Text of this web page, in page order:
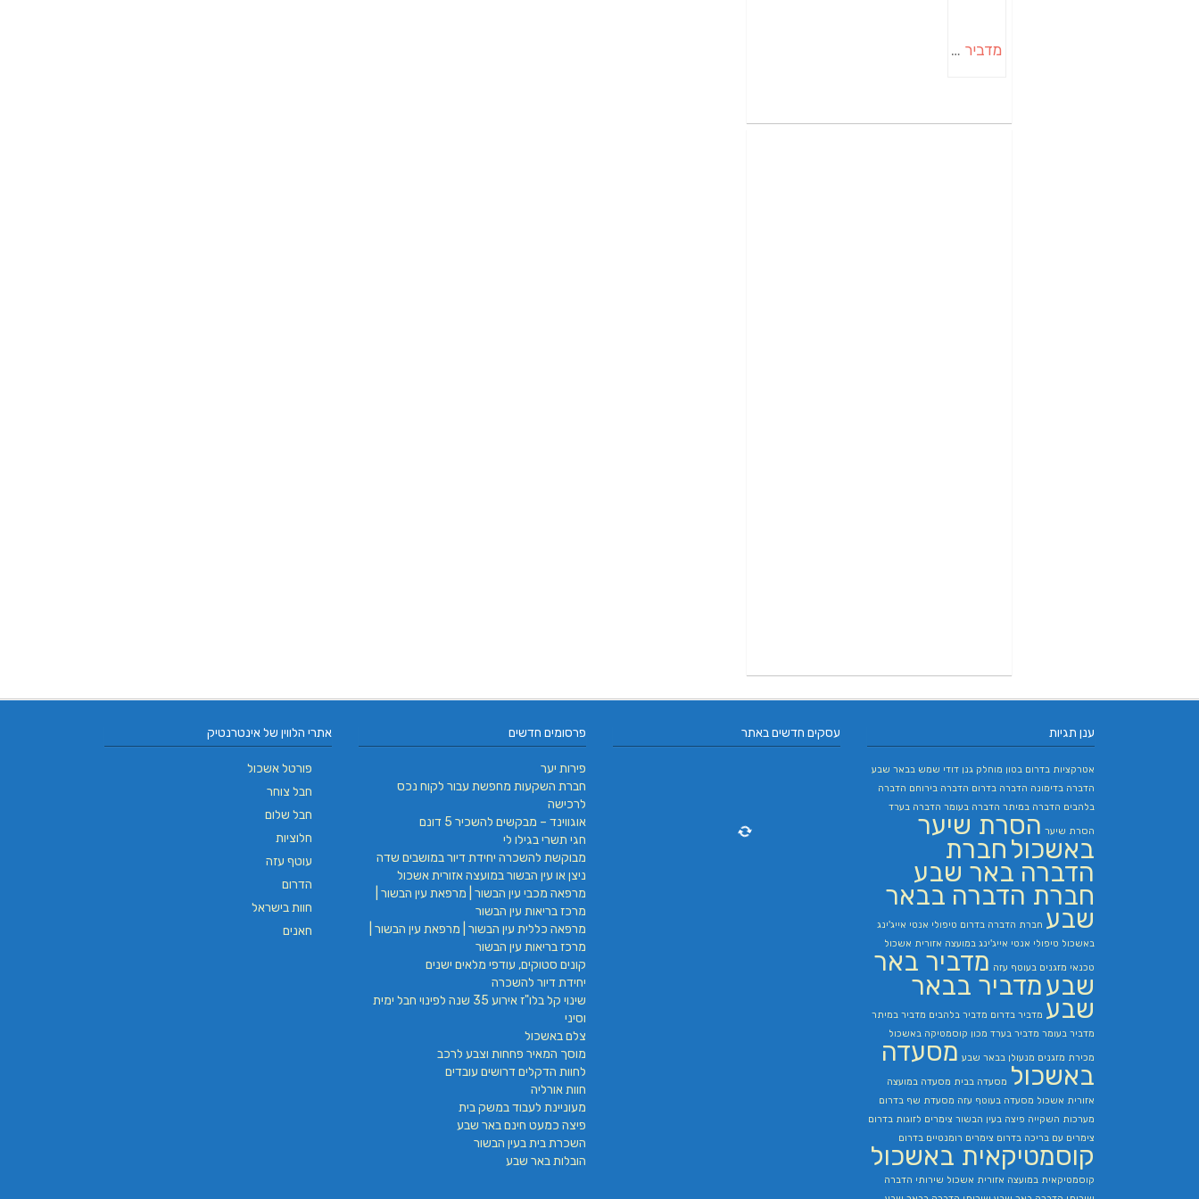
מדביר בבאר שבע | הדברה בבאר שבע | יוגב הדברות
אתרי הלווין של אינטרנטיק
פורטל אשכול
חבל צוחר
חבל שלום
חלוציות
עוטף עזה
הדרום
חוות בישראל
חאנים
פרסומים חדשים
פירות יער
חברת השקעות מחפשת עבור לקוח נכס
לרכישה
אוגווינד – מבקשים להשכיר 5 דונם
חגי תשרי בגילו לי
מבוקשת להשכרה יחידת דיור במושבים שדה
ניצן או עין הבשור במועצה אזורית אשכול
מרפאה מכבי עין הבשור | מרפאת עין הבשור |
מרכז בריאות עין הבשור
מרפאה כללית עין הבשור | מרפאת עין הבשור |
מרכז בריאות עין הבשור
קונים סטוקים, עודפי מלאים ישנים
יחידת דיור להשכרה
שינוי קל בלו"ז אירוע 35 שנה לפינוי חבל ימית
וסיני
צלם באשכול
מוסך המאיר פחחות וצבע לרכב
לחוות הדקלים דרושים עובדים
חוות אורליה
מעוניינת לעבוד במשק בית
פיצה כמעט חינם באר שבע
השכרת בית בעין הבשור
הובלות באר שבע
עסקים חדשים באתר ענן תגיות
אטרקציות בדרום בטון מוחלק גנן דודי שמש בבאר שבע
הדברה בדימונה הדברה בדרום הדברה בירוחם הדברה
בלהבים הדברה במיתר הדברה בעומר הדברה בערד
הסרת שיער הסרת שיער
באשכול חברת
הדברה באר שבע
חברת הדברה בבאר
שבע חברת הדברה בדרום טיפולי אנטי אייג'ינג
באשכול טיפולי אנטי אייג'ינג במועצה אזורית אשכול
טכנאי מזגנים בעוטף עזה מדביר באר
שבעמדביר בבאר
שבע מדביר בדרום מדביר בלהבים מדביר במיתר
מדביר בעומר מדביר בערד מכון קוסמטיקה באשכול
מכירת מזגנים מנעולן בבאר שבע מסעדה
באשכול מסעדה בבית מסעדה במועצה
אזורית אשכול מסעדה בעוטף עזה מסעדת שף בדרום
מערכות השקייה פיצה בעין הבשור צימרים לזוגות בדרום
צימרים עם בריכה בדרום צימרים רומנטיים בדרום
קוסמטיקאית באשכול
קוסמטיקאית במועצה אזורית אשכול שירותי הדברה